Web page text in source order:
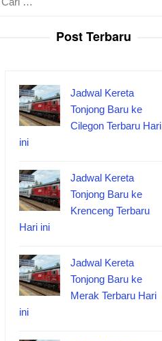
Post Terbaru
Jadwal Kereta
Tonjong Baru ke
Cilegon Terbaru Hari
ini
Jadwal Kereta
Tonjong Baru ke
Krenceng Terbaru
Hari ini
Jadwal Kereta
Tonjong Baru ke
Merak Terbaru Hari
ini